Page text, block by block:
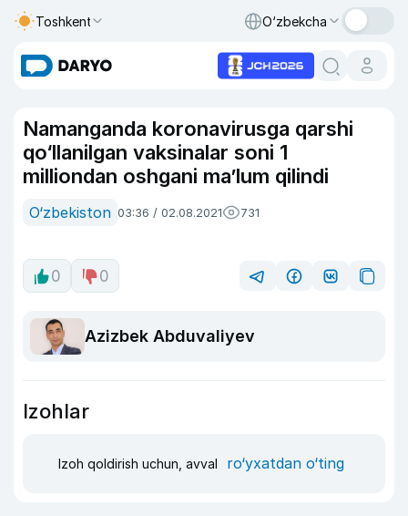
Toshkent O‘zbekcha
Namanganda koronavirusga qarshi
qo‘llanilgan vaksinalar soni 1
milliondan oshgani ma’lum qilindi
O‘zbekiston 03:36 / 02.08.2021 731
0 0
Azizbek Abduvaliyev
Izohlar
Izoh qoldirish uchun, avval ro‘yxatdan o‘ting